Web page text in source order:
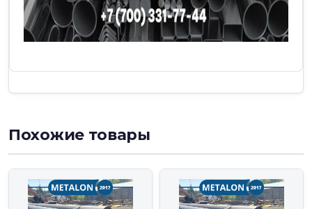
Похожие товары